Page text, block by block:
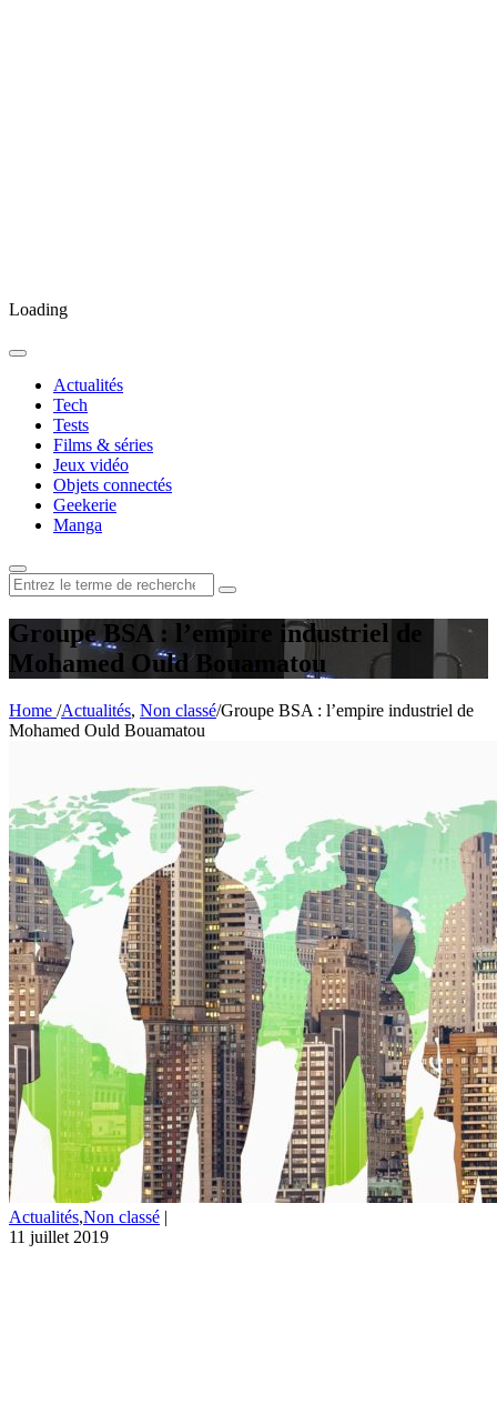
Loading
Actualités
Tech
Tests
Films & séries
Jeux vidéo
Objets connectés
Geekerie
Manga
Rechercher
:
Groupe BSA : l’empire industriel de
Mohamed Ould Bouamatou
Home /Actualités, Non classé/Groupe BSA : l’empire industriel de
Mohamed Ould Bouamatou
Actualités,Non classé |
11 juillet 2019